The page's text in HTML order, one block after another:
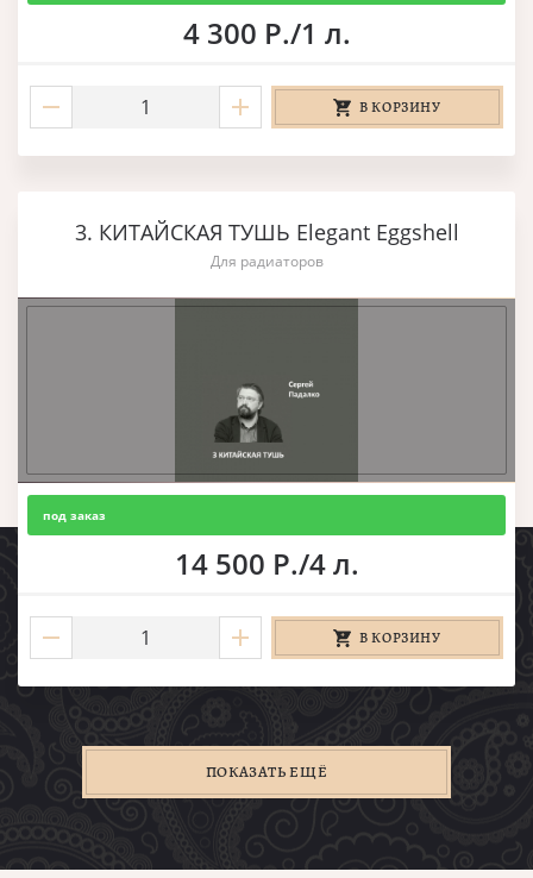
4 300 Р./1 л.
В КОРЗИНУ
3. КИТАЙСКАЯ ТУШЬ Elegant Eggshell
Для радиаторов
под заказ
14 500 Р./4 л.
В КОРЗИНУ
ПОКАЗАТЬ ЕЩЁ